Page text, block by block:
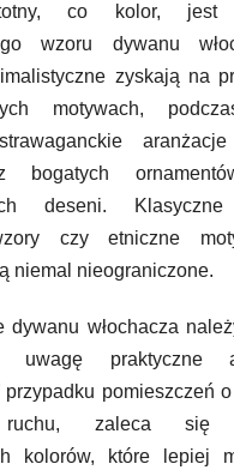
co kolor, jest
wzoru dywanu
zyskają na
motywach,
bogatych
deseni.
czy etniczne
niemal nieograniczone.
dywanu włochacza
praktyczne
przypadku pomieszczeń
ruchu, zaleca się
kolorów, które lepiej